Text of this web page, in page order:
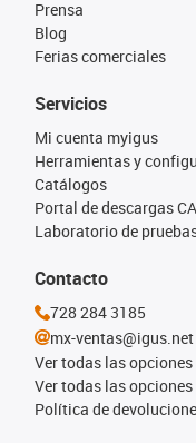
Prensa
Blog
Ferias comerciales
Servicios
Mi cuenta myigus
Herramientas y
Catálogos
Portal de descargas
Laboratorio de
Contacto
728 284 3185
mx-ventas@igus.net
Ver todas las
Ver todas las
Política de